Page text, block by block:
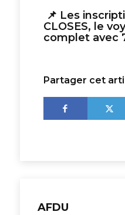
📌 Les
CLOSES, le
complet avec
Partager cet
AFDU